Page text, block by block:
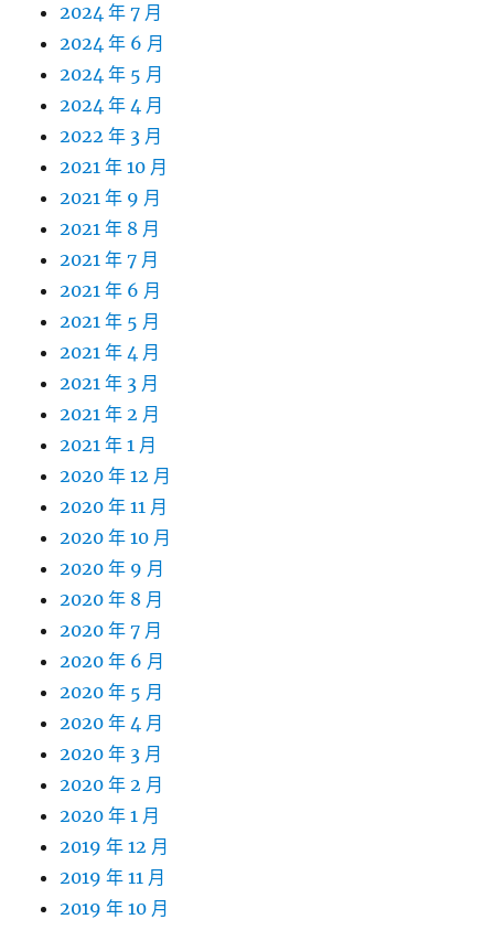
2024 年 7 月
2024 年 6 月
2024 年 5 月
2024 年 4 月
2022 年 3 月
2021 年 10 月
2021 年 9 月
2021 年 8 月
2021 年 7 月
2021 年 6 月
2021 年 5 月
2021 年 4 月
2021 年 3 月
2021 年 2 月
2021 年 1 月
2020 年 12 月
2020 年 11 月
2020 年 10 月
2020 年 9 月
2020 年 8 月
2020 年 7 月
2020 年 6 月
2020 年 5 月
2020 年 4 月
2020 年 3 月
2020 年 2 月
2020 年 1 月
2019 年 12 月
2019 年 11 月
2019 年 10 月